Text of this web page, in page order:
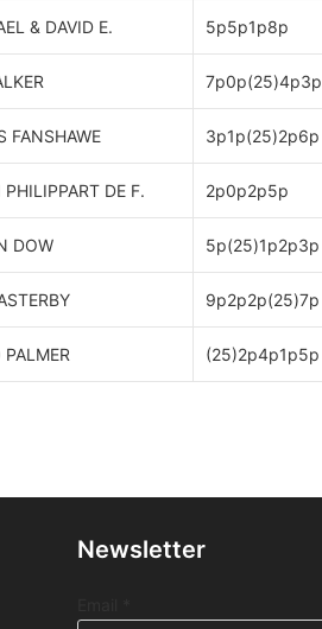
& DAVID E. 5p5p1p8p
7p0p(25)4p3p
FANSHAWE 3p1p(25)2p6p
PHILIPPART DE F. 2p0p2p5p
DOW 5p(25)1p2p3p
9p2p2p(25)7p
PALMER (25)2p4p1p5p
Newsletter